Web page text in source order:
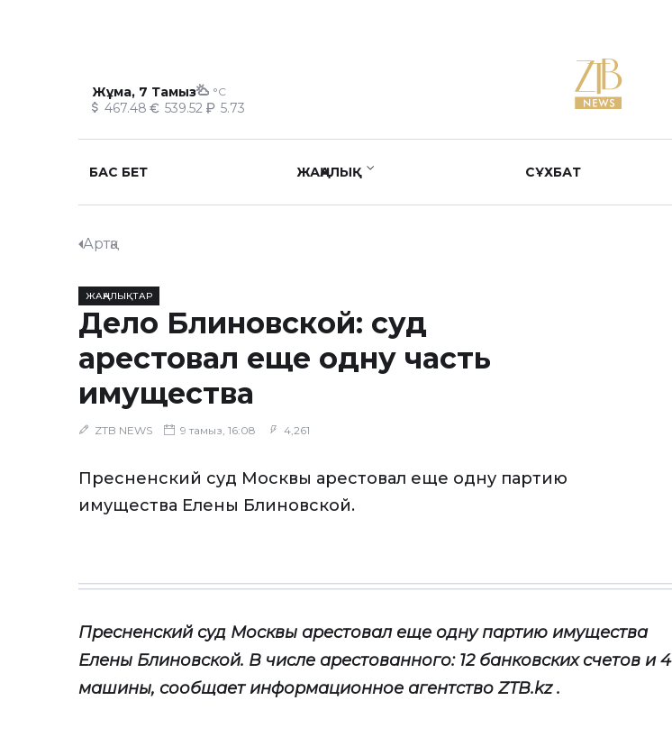
Жұма, 7 Тамыз °C
467.48 539.52 5.73
БАС БЕТ ЖАҢАЛЫҚ СҰХБАТ
Артқа
ЖАҢАЛЫҚТАР
Дело Блиновской: суд
арестовал еще одну часть
имущества
ZTB NEWS 9 тамыз, 16:08 4,261
Пресненский суд Москвы арестовал еще одну партию
имущества Елены Блиновской.
Пресненский суд Москвы арестовал еще одну партию имущества
Елены Блиновской. В числе арестованного: 12 банковских счетов и 4
машины, сообщает информационное агентствоZTB.kz.